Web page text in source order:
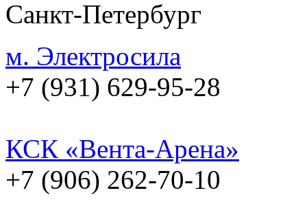
Санкт-Петербург
м. Электросила
+7 (931) 629-95-28
КСК «Вента-Арена»
+7 (906) 262-70-10